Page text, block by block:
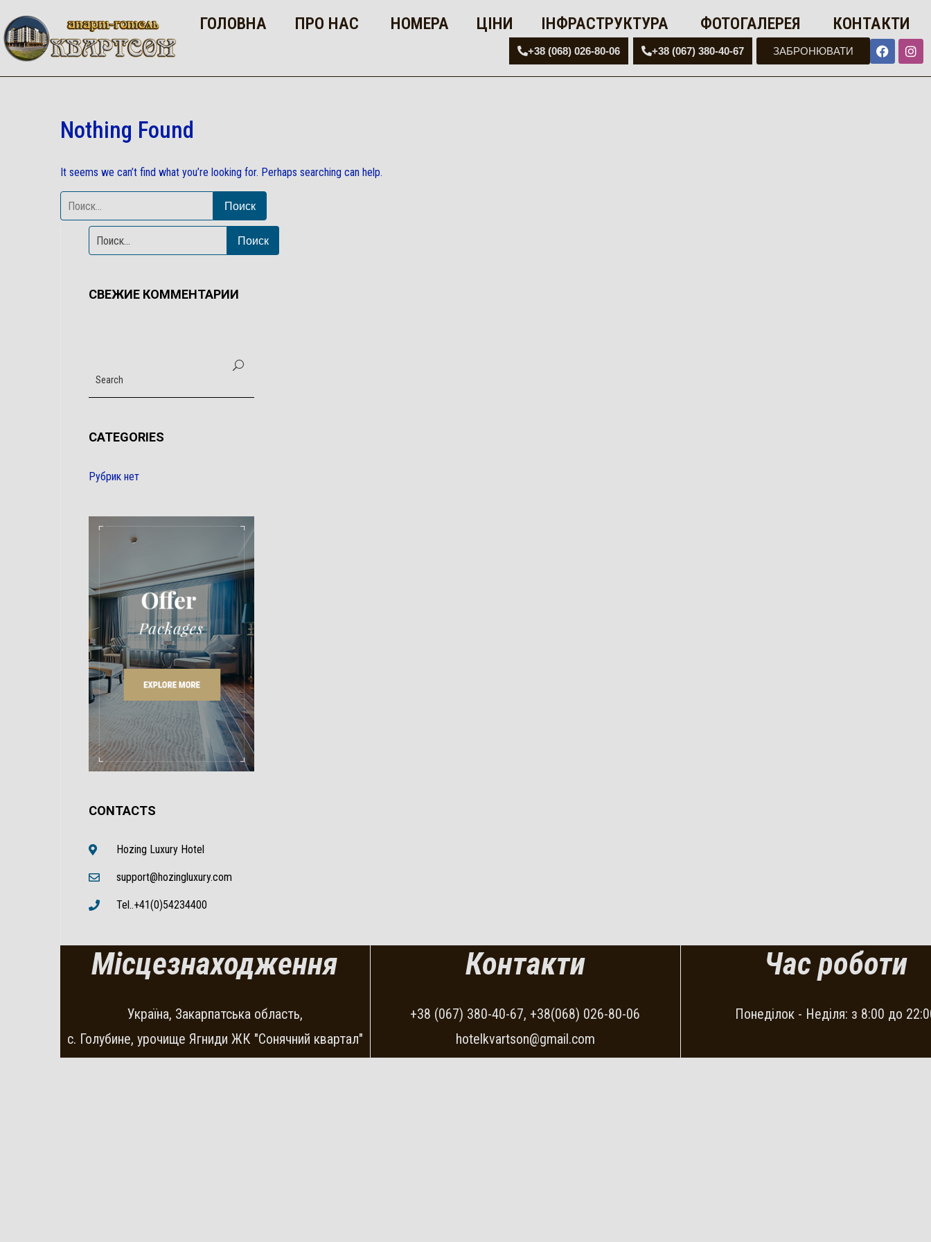
ГОЛОВНА ПРО НАС НОМЕРА ЦІНИ ІНФРАСТРУКТУРА ФОТОГАЛЕРЕЯ КОНТАКТИ
+38 (068) 026-80-06 +38 (067) 380-40-67 ЗАБРОНЮВАТИ
Nothing Found
It seems we can’t find what you’re looking for. Perhaps searching can help.
СВЕЖИЕ КОММЕНТАРИИ
CATEGORIES
Рубрик нет
CONTACTS
Hozing Luxury Hotel
support@hozingluxury.com
Tel..+41(0)54234400
Місцезнаходження
Україна, Закарпатська область,
с. Голубине, урочище Ягниди ЖК "Сонячний квартал"
Контакти
+38 (067) 380-40-67, +38(068) 026-80-06
hotelkvartson@gmail.com
Час роботи
Понеділок - Неділя: з 8:00 до